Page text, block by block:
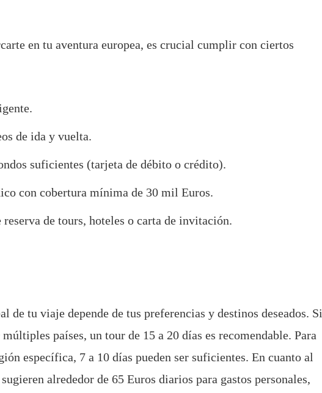
en tu aventura europea, es crucial cumplir con ciertos
de ida y vuelta.
suficientes (tarjeta de débito o crédito).
con cobertura mínima de 30 mil Euros.
reserva de tours, hoteles o carta de invitación.
de tu viaje depende de tus preferencias y destinos deseados. Si
países, un tour de 15 a 20 días es recomendable. Para
específica, 7 a 10 días pueden ser suficientes. En cuanto al
alrededor de 65 Euros diarios para gastos personales,